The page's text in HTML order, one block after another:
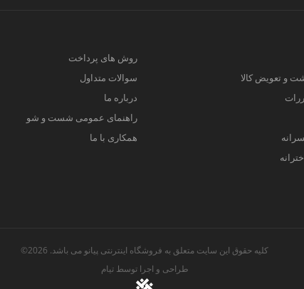
و تعویض کالا
روش های پرداخت
سوالات متداول
درباره ما
راهنمای عمومی شست و شو
همکاری با ما
کلیه حقوق این سایت متعلق به فروشگاه اینترنتی پیانو می باشد. 2026©
طراحی و اجرا توسطتیام